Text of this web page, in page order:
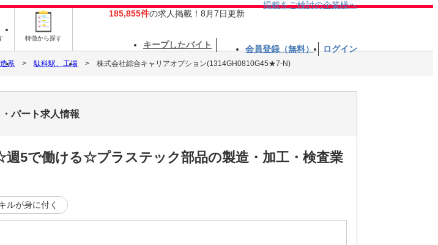
特徴から探す
185,855件の求人掲載！8月7日更新
掲載をご検討の企業様へ
キープしたバイト 会員登録（無料） ログイン
系 駄科駅、工場 株式会社綜合キャリアオプション(1314GH0810G45★7-N)
パート求人情報
週5で働ける☆プラステック部品の製造・加工・検査業
ルが身に付く